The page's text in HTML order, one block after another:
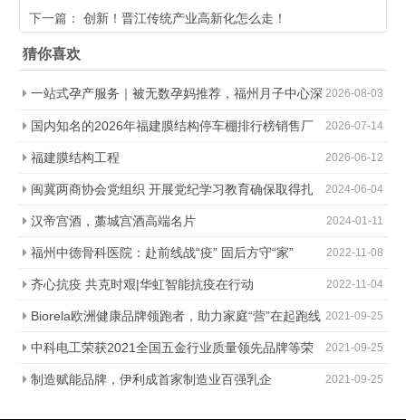
下一篇： 创新！晋江传统产业高新化怎么走！
猜你喜欢
2026-08-03
一站式孕产服务｜被无数孕妈推荐，福州月子中心深
度对比 2026-07-14
国内知名的2026年福建膜结构停车棚排行榜销售厂
家排行榜单 2026-06-12
福建膜结构工程
2024-06-04
闽冀两商协会党组织 开展党纪学习教育确保取得扎
实成效 2024-01-11
汉帝宫酒，藁城宫酒高端名片
2022-11-08
福州中德骨科医院：赴前线战“疫” 固后方守“家”
2022-11-04
齐心抗疫 共克时艰|华虹智能抗疫在行动
2021-09-25
Biorela欧洲健康品牌领跑者，助力家庭“营”在起跑线
2021-09-25
中科电工荣获2021全国五金行业质量领先品牌等荣
誉大奖 2021-09-25
制造赋能品牌，伊利成首家制造业百强乳企